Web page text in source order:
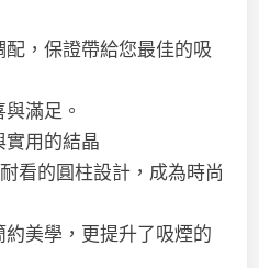
，保證帶給您最佳的吸
滿足。
實用的結晶
看的圓柱設計，成為時尚
美學，更提升了吸煙的